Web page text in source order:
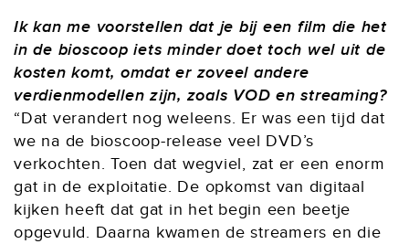
Ik kan me voorstellen dat je bij een film die het
in de bioscoop iets minder doet toch wel uit de
kosten komt, omdat er zoveel andere
verdienmodellen zijn, zoals VOD en streaming?
“Dat verandert nog weleens. Er was een tijd dat
we na de bioscoop-release veel DVD’s
verkochten. Toen dat wegviel, zat er een enorm
gat in de exploitatie. De opkomst van digitaal
kijken heeft dat gat in het begin een beetje
opgevuld. Daarna kwamen de streamers en die